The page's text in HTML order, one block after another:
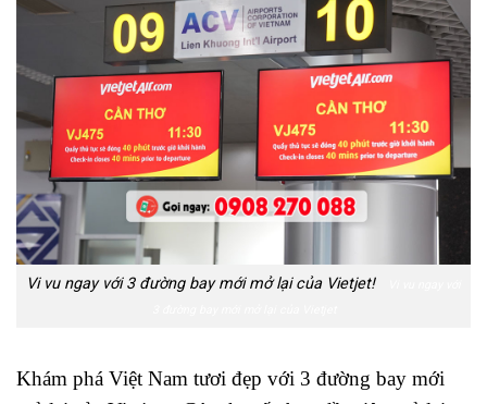
Vi vu ngay với 3 đường bay mới mở lại của Vietjet!
Khám phá Việt Nam tươi đẹp với 3 đường bay mới